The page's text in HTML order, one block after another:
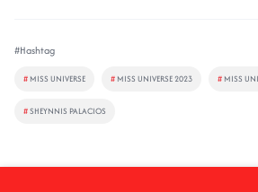
#Hashtag
# MISS UNIVERSE # MISS UNIVERSE 2023 # MISS
#SHEYNNIS PALACIOS